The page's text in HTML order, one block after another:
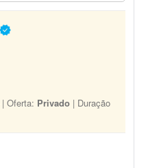
| Oferta: Privado | Duração